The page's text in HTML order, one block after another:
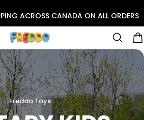
ACROSS CANADA ON ALL ORDERS
Can-Am Ride-ons